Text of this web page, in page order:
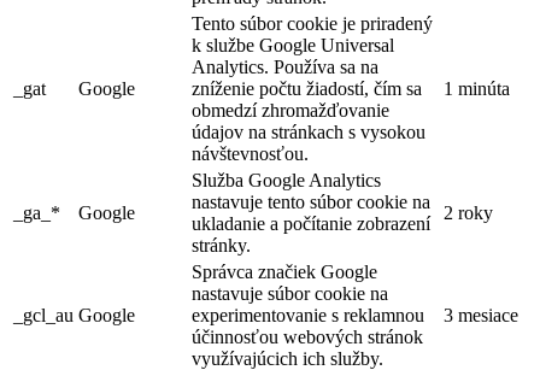
_gat Google
Tento súbor cookie je priradený
k službe Google Universal
Analytics. Používa sa na
zníženie počtu žiadostí, čím sa
obmedzí zhromažďovanie
údajov na stránkach s vysokou
návštevnosťou.
1 minúta
_ga_* Google
Služba Google Analytics
nastavuje tento súbor cookie na
ukladanie a počítanie zobrazení
stránky.
2 roky
_gcl_au Google
Správca značiek Google
nastavuje súbor cookie na
experimentovanie s reklamnou
účinnosťou webových stránok
využívajúcich ich služby.
3 mesiace